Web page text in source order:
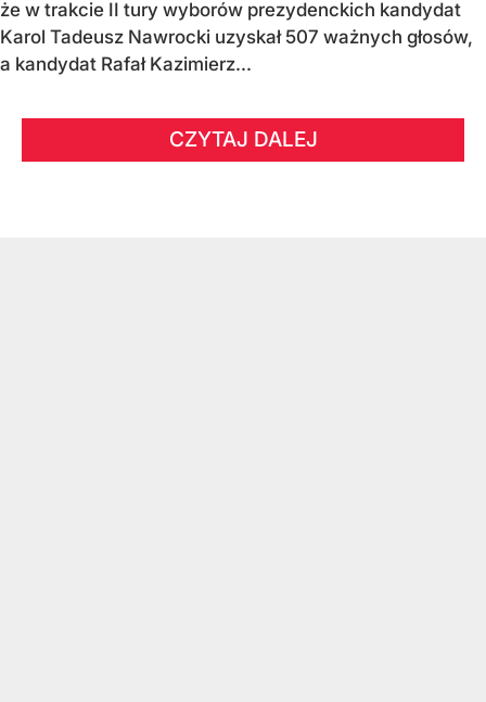
że w trakcie II tury wyborów prezydenckich kandydat
Karol Tadeusz Nawrocki uzyskał 507 ważnych głosów,
a kandydat Rafał Kazimierz...
CZYTAJ DALEJ